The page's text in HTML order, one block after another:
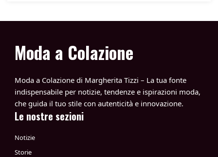
Moda a Colazione
Moda a Colazione di Margherita Tizzi – La tua fonte
indispensabile per notizie, tendenze e ispirazioni moda,
che guida il tuo stile con autenticità e innovazione.
Le nostre sezioni
Notizie
Storie